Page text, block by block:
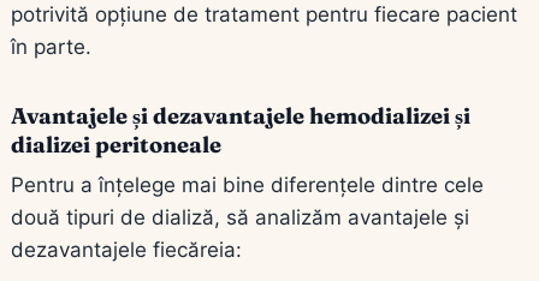
potrivită opțiune de tratament pentru fiecare pacient
în parte.
Avantajele și dezavantajele hemodializei și
dializei peritoneale
Pentru a înțelege mai bine diferențele dintre cele
două tipuri de dializă, să analizăm avantajele și
dezavantajele fiecăreia: